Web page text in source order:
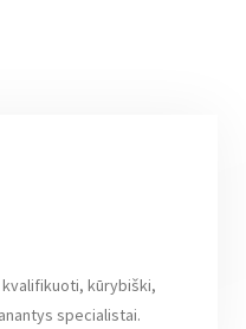
kūrybiški,
specialistai.